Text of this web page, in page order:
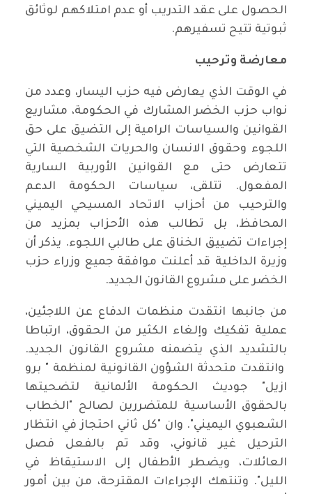
الحصول على عقد التدريب أو عدم امتلاكهم لوثائق
ثبوتية تتيح تسفيرهم.
معارضة وترحيب
في الوقت الذي يعارض فيه حزب اليسار، وعدد من
نواب حزب الخضر المشارك في الحكومة، مشاريع
القوانين والسياسات الرامية إلى التضيق على حق
اللجوء وحقوق الانسان والحريات الشخصية التي
تتعارض حتى مع القوانين الأوربية السارية
المفعول. تتلقى، سياسات الحكومة الدعم
والترحيب من أحزاب الاتحاد المسيحي اليميني
المحافظ، بل تطالب هذه الأحزاب بمزيد من
إجراءات تضييق الخناق على طالبي اللجوء. يذكر أن
وزيرة الداخلية قد أعلنت موافقة جميع وزراء حزب
الخضر على مشروع القانون الجديد.
من جانبها انتقدت منظمات الدفاع عن اللاجئين،
عملية تفكيك وإلغاء الكثير من الحقوق، ارتباطا
بالتشديد الذي يتضمنه مشروع القانون الجديد.
وانتقدت متحدثة الشؤون القانونية لمنظمة " برو
ازيل" جوديث الحكومة الألمانية لتضحيتها
بالحقوق الأساسية للمتضررين لصالح "الخطاب
الشعبوي اليميني". وان "كل ثاني احتجاز في انتظار
الترحيل غير قانوني، وقد تم بالفعل فصل
العائلات، ويضطر الأطفال إلى الاستيقاظ في
الليل". وتنتهك الإجراءات المقترحة، من بين أمور